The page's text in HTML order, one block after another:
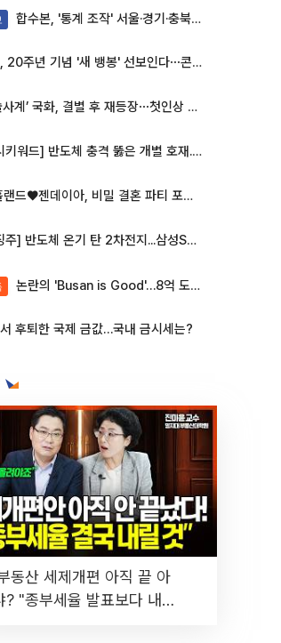
합수본, '통계 조작' 서울·경기·충북 선관위 등 추가 압수수색
빅뱅, 20주년 기념 '새 뱅봉' 선보인다⋯콘서트 앞두고 팝업 개최
‘나솔사계’ 국화, 결별 후 재등장⋯첫인상 투표 휩쓸고 ‘인기녀’ 등극
[증시키워드] 반도체 충격 뚫은 개별 호재...포스코퓨처엠·에코프로·한화솔루션 '눈길'
톰 홀랜드♥젠데이아, 비밀 결혼 파티 포착⋯호텔 대관비만 9억
[특징주] 반도체 온기 탄 2차전지...삼성SDI, 장 초반 7% 넘게 껑충
논란의 'Busan is Good'…8억 도시브랜드, 용산 대통령실 CI 업체가 수행
후퇴한 국제 금값…국내 금시세는?
동산 세제개편 아직 끝 아
? "종부세율 발표보다 내릴